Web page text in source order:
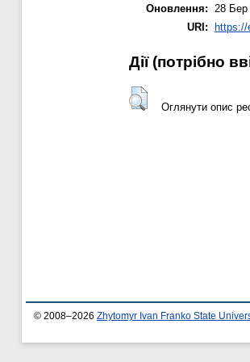
Оновлення: 28 Бер
URI:
https://
Дії ​​(потрібно
Оглянути опис
© 2008–2026 Zhytomyr Ivan Franko State